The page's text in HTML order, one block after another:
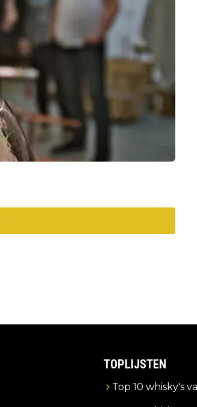
TOPLIJSTEN
Top 10 whisky's